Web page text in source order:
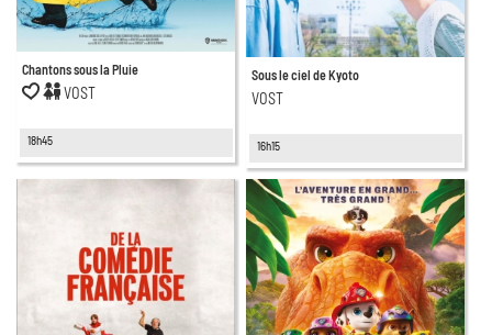
Chantons sous la Pluie
VOST
18h45
Sous le ciel de Kyoto
VOST
16h15